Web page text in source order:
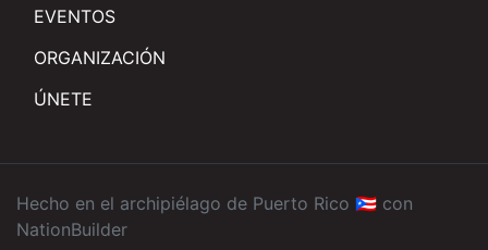
EVENTOS
ORGANIZACIÓN
ÚNETE
Hecho en el archipiélago de Puerto Rico 🇵🇷 con
NationBuilder